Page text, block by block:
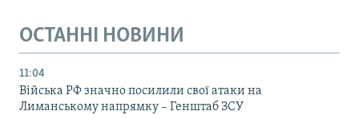
ОСТАННІ НОВИНИ
11:04
Війська РФ значно посилили свої атаки на
Лиманському напрямку – Генштаб ЗСУ